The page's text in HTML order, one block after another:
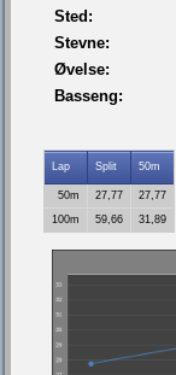
Sted:
Stevne:
Øvelse:
Basseng:
Lap Split 50m
50m 27,77
27,77
100m
59,66 31,89